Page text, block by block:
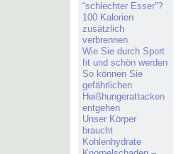
“schlechter Esser”?
100 Kalorien
zusätzlich
verbrennen
Wie Sie durch Sport
fit und schön werden
So können Sie
gefährlichen
Heißhungerattacken
entgehen
Unser Körper
braucht
Kohlenhydrate